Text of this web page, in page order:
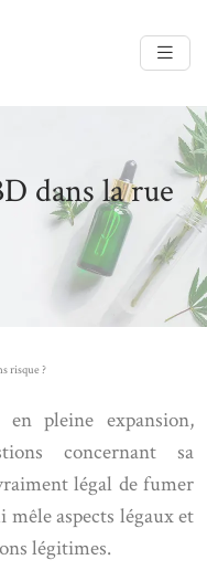
dans la rue
risque ?
pleine expansion,
concernant sa
légal de fumer
mêle aspects légaux et
légitimes.